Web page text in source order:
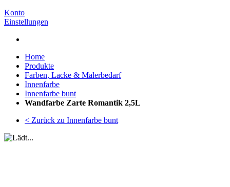
Konto
Einstellungen
Home
Produkte
Farben, Lacke & Malerbedarf
Innenfarbe
Innenfarbe bunt
Wandfarbe Zarte Romantik 2,5L
< Zurück zu Innenfarbe bunt